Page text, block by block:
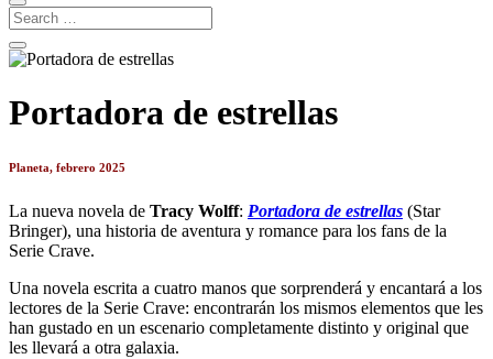
Portadora de estrellas
Planeta, febrero 2025
La nueva novela de Tracy Wolff: Portadora de estrellas (Star
Bringer), una historia de aventura y romance para los fans de la
Serie Crave.
Una novela escrita a cuatro manos que sorprenderá y encantará a los
lectores de la Serie Crave: encontrarán los mismos elementos que les
han gustado en un escenario completamente distinto y original que
les llevará a otra galaxia.